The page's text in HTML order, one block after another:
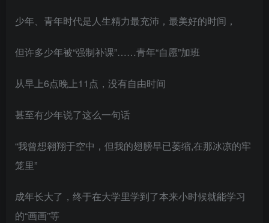
少年、青年时代是人生精力最充沛，最美好的时间，
但许多少年被“强制补课”……青年“自愿”加班
从早上6点晚上11点，没有自由时间
甚至有少年说了这么一句话
“我曾想翱翔于空中，但我的翅膀早已萎缩,在那冰凉的牢
笼里”
成年长大了，终于在大学里学到了本来小时候就能学习
的“画画”等